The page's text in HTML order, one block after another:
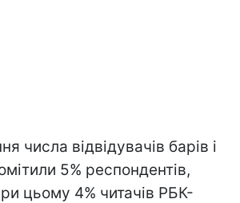
числа відвідувачів барів і
5% респондентів,
цьому 4% читачів РБК-